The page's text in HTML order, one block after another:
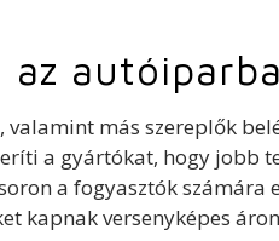
az
valamint más szereplők
a gyártókat, hogy jobb
a fogyasztók számára
kapnak versenyképes